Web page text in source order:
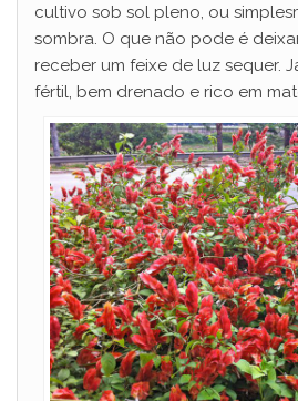
cultivo sob sol pleno, ou
sombra. O que não pode é
receber um feixe de luz sequer.
fértil, bem drenado e rico em